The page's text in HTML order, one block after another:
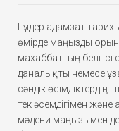
Гүлдер адамзат
өмірде маңызды орын
махаббаттың белгісі
даналықты немесе
сәндік
тек әсемдігімен және
мәдени маңызымен